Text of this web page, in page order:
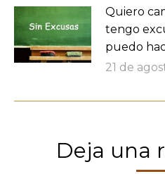
Quiero
tengo
puedo
21 de
Deja una